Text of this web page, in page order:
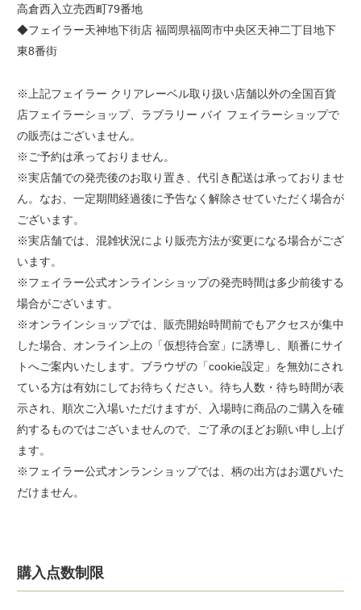
高倉西入立売西町79番地
◆フェイラー天神地下街店 福岡県福岡市中央区天神二丁目地下
東8番街
※上記フェイラー クリアレーベル取り扱い店舗以外の全国百貨
店フェイラーショップ、ラブラリー バイ フェイラーショップで
の販売はございません。
※ご予約は承っておりません。
※実店舗での発売後のお取り置き、代引き配送は承っておりませ
ん。なお、一定期間経過後に予告なく解除させていただく場合が
ございます。
※実店舗では、混雑状況により販売方法が変更になる場合がござ
います。
※フェイラー公式オンラインショップの発売時間は多少前後する
場合がございます。
※オンラインショップでは、販売開始時間前でもアクセスが集中
した場合、オンライン上の「仮想待合室」に誘導し、順番にサイ
トへご案内いたします。ブラウザの「cookie設定」を無効にされ
ている方は有効にしてお待ちください。待ち人数・待ち時間が表
示され、順次ご入場いただけますが、入場時に商品のご購入を確
約するものではございませんので、ご了承のほどお願い申し上げ
ます。
※フェイラー公式オンランショップでは、柄の出方はお選びいた
だけません。
購入点数制限